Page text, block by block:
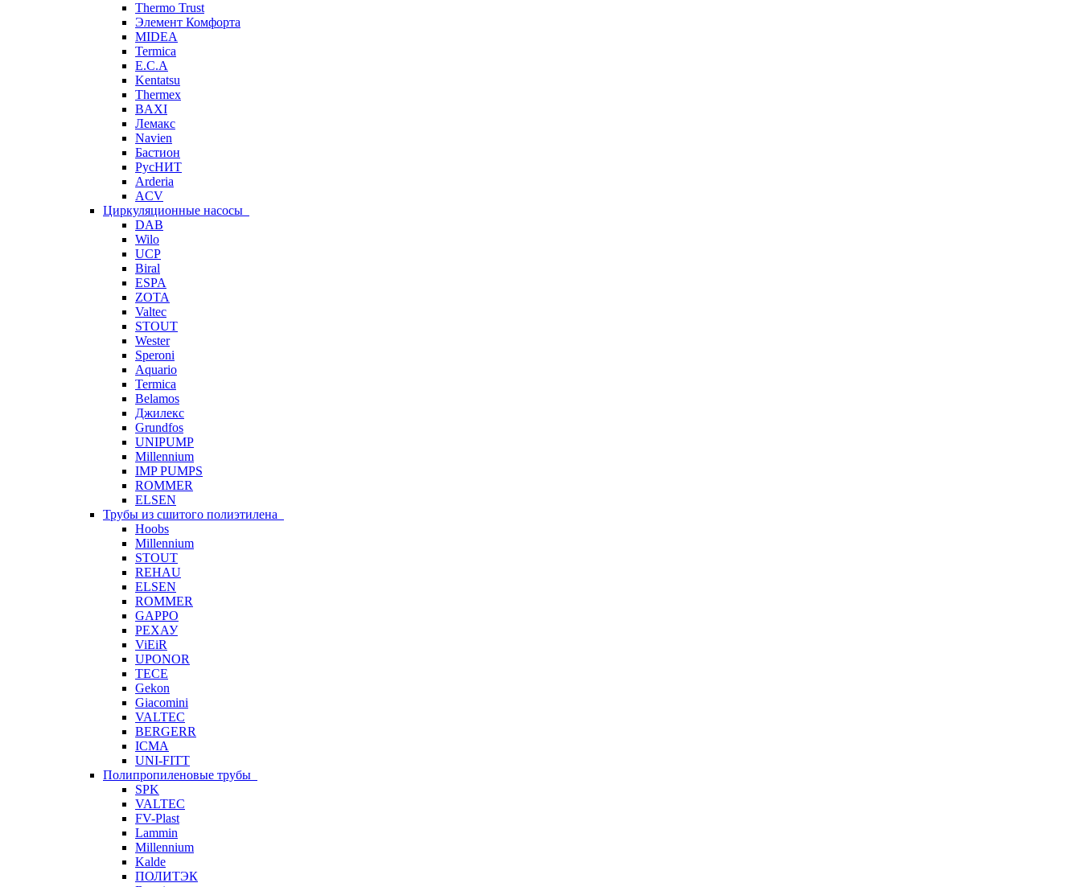
Thermo Trust
Элемент Комфорта
MIDEA
Termica
E.C.A
Kentatsu
Thermex
BAXI
Лемакс
Navien
Бастион
РусНИТ
Arderia
ACV
Циркуляционные насосы
DAB
Wilo
UCP
Biral
ESPA
ZOTA
Valtec
STOUT
Wester
Speroni
Aquario
Termica
Belamos
Джилекс
Grundfos
UNIPUMP
Millennium
IMP PUMPS
ROMMER
ELSEN
Трубы из сшитого полиэтилена
Hoobs
Millennium
STOUT
REHAU
ELSEN
ROMMER
GAPPO
РЕХАУ
ViEiR
UPONOR
TECE
Gekon
Giacomini
VALTEC
BERGERR
ICMA
UNI-FITT
Полипропиленовые трубы
SPK
VALTEC
FV-Plast
Lammin
Millennium
Kalde
ПОЛИТЭК